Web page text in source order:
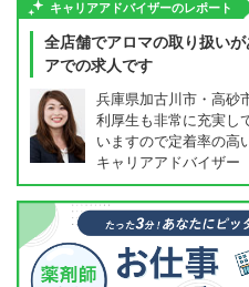
キャリアアドバイザーのレポート
全店舗でアロマの取り扱い
アでの求人です
兵庫県加古川市・高砂
利厚生も非常に充実し
いますので定着率の高
キャリアアドバイザ